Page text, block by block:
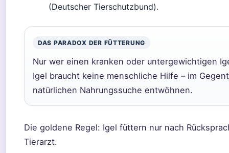
(Deutscher Tierschutzbund).
DAS PARADOX DER FÜTTERUNG
Nur wer einen kranken oder untergewichtigen
Igel braucht keine menschliche Hilfe – im
natürlichen Nahrungssuche entwöhnen.
Die goldene Regel: Igel füttern nur nach
Tierarzt.